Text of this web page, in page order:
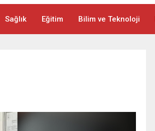
Sağlık Eğitim Bilim ve Teknoloji